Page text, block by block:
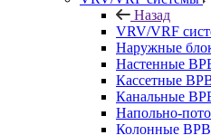
Назад
VRV/VRF
Наружные
Настенные
Кассетные
Канальные
Напольно-
Колонные